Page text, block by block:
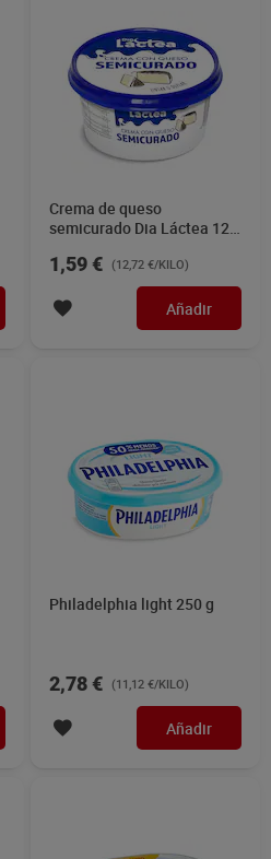
Crema de queso
semicurado Dia Láctea 125
1,59 € (12,72 €/KILO)
Añadir
Philadelphia light 250 g
2,78 € (11,12 €/KILO)
Añadir